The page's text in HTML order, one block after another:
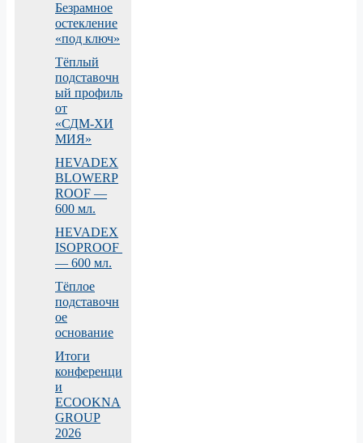
Безрамное
остекление
«под ключ»
Тёплый
подставочн
ый профиль
от
«СДМ‑ХИ
МИЯ»
HEVADEX
BLOWERP
ROOF —
600 мл.
HEVADEX
ISOPROOF
— 600 мл.
Тёплое
подставочн
ое
основание
Итоги
конференци
и
ECOOKNA
GROUP
2026